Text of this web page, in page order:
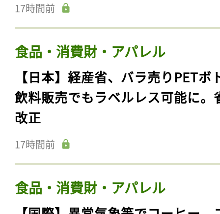
17時間前
食品・消費財・アパレル
【日本】経産省、バラ売りPETボ
飲料販売でもラベルレス可能に。
改正
17時間前
食品・消費財・アパレル